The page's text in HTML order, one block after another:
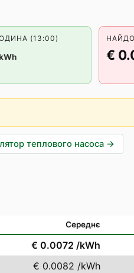
(13:00)
€
теплового насоса →
Середнє
€ 0.0072 /kWh
€ 0.0082 /kWh